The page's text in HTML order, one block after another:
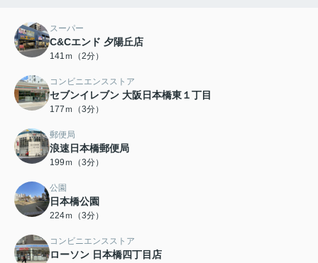
スーパー
C&Cエンド 夕陽丘店
141ｍ（2分）
コンビニエンスストア
セブンイレブン 大阪日本橋東１丁目
177ｍ（3分）
郵便局
浪速日本橋郵便局
199ｍ（3分）
公園
日本橋公園
224ｍ（3分）
コンビニエンスストア
ローソン 日本橋四丁目店